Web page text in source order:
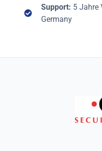
Support: 5 Jahre
Germany